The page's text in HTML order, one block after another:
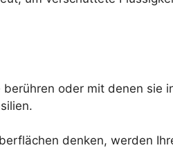
oder mit denen sie
denken, werden